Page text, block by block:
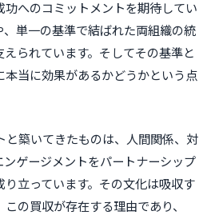
功へのコミットメントを期待してい
、単一の基準で結ばれた両組織の統
られています。そしてその基準と
本当に効果があるかどうかという点
と築いてきたものは、人間関係、対
ゲージメントをパートナーシップ
り立っています。その文化は吸収す
の買収が存在する理由であり、